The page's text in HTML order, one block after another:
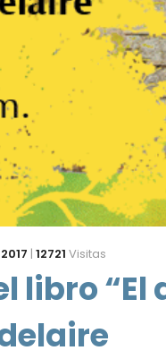
| 12721 Visitas
libro